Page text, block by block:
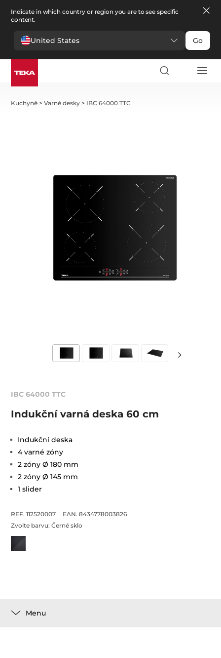
Indicate in which country or region you are to see specific
content.
United States Go
Kuchyně >Varné desky > IBC 64000 TTC
IBC 64000 TTC
Indukční varná deska 60 cm
Indukční deska
4 varné zóny
2 zóny Ø 180 mm
2 zóny Ø 145 mm
1 slider
REF. 112520007
EAN. 8434778003826
Zvolte barvu:Černé sklo
Menu